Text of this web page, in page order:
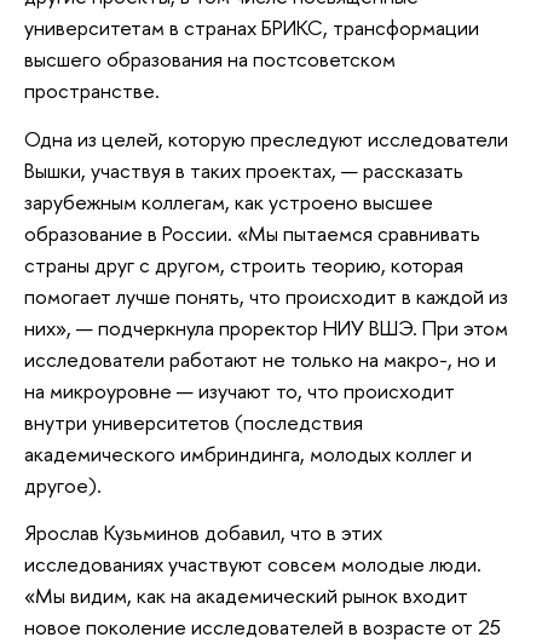
университетам в странах БРИКС, трансформации
высшего образования на постсоветском
пространстве.
Одна из целей, которую преследуют исследователи
Вышки, участвуя в таких проектах, — рассказать
зарубежным коллегам, как устроено высшее
образование в России. «Мы пытаемся сравнивать
страны друг с другом, строить теорию, которая
помогает лучше понять, что происходит в каждой из
них», — подчеркнула проректор НИУ ВШЭ. При этом
исследователи работают не только на макро-, но и
на микроуровне — изучают то, что происходит
внутри университетов (последствия
академического имбриндинга, молодых коллег и
другое).
Ярослав Кузьминов добавил, что в этих
исследованиях участвуют совсем молодые люди.
«Мы видим, как на академический рынок входит
новое поколение исследователей в возрасте от 25